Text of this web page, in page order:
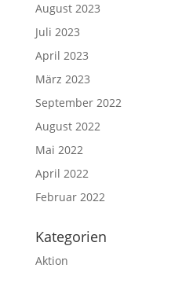
August 2023
Juli 2023
April 2023
März 2023
September 2022
August 2022
Mai 2022
April 2022
Februar 2022
Kategorien
Aktion